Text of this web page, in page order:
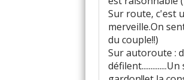
Sur route, c'est
merveille.On
du couple!!)
Sur autoroute :